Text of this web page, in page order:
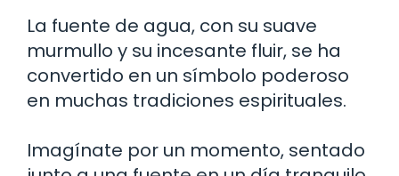
La fuente de agua, con su suave
murmullo y su incesante fluir, se ha
convertido en un símbolo poderoso
en muchas tradiciones espirituales.
Imagínate por un momento, sentado